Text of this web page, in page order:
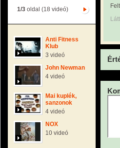
1/3oldal (18 videó)
Anti Fitness
Klub
3 videó
John Newman
4 videó
Mai kuplék,
sanzonok
4 videó
NOX
10 videó